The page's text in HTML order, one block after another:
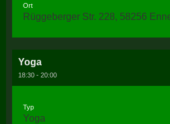
Ort
Rüggeberger Str. 228, 58256
Yoga
18:30 - 20:00
Typ
Yoga